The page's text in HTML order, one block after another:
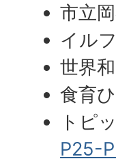
市立
イル
世界
食育
トピ
P25-